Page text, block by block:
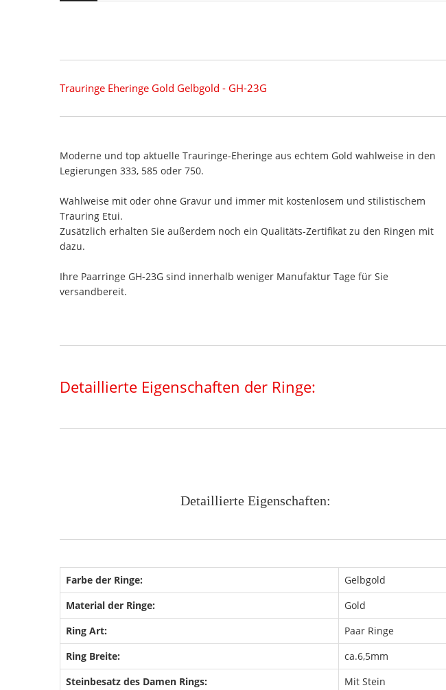
Trauringe Eheringe Gold Gelbgold - GH-23G
Moderne und top aktuelle Trauringe-Eheringe aus echtem Gold wahlweise in den
Legierungen 333, 585 oder 750.
Wahlweise mit oder ohne Gravur und immer mit kostenlosem und stilistischem
Trauring Etui.
Zusätzlich erhalten Sie außerdem noch ein Qualitäts-Zertifikat zu den Ringen mit
dazu.
Ihre Paarringe GH-23G sind innerhalb weniger Manufaktur Tage für Sie
versandbereit.
Detaillierte Eigenschaften der Ringe:
Detaillierte Eigenschaften:
Farbe der Ringe:
Gelbgold
Material der Ringe:
Gold
Ring Art:
Paar Ringe
Ring Breite:
ca.6,5mm
Steinbesatz des Damen Rings:
Mit Stein